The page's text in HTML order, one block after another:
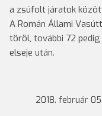
a zsúfolt járatok
A Román Állami
töröl, további 72
elseje után.
2018. február